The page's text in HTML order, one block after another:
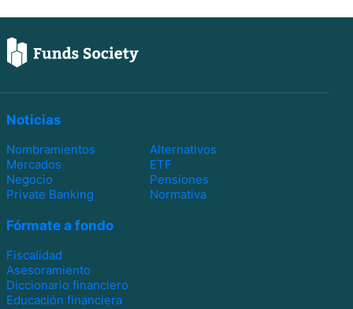
Noticias
Nombramientos
Alternativos
Mercados
ETF
Negocio
Pensiones
Private Banking
Normativa
Fórmate a fondo
Fiscalidad
Asesoramiento
Diccionario financiero
Educación financiera